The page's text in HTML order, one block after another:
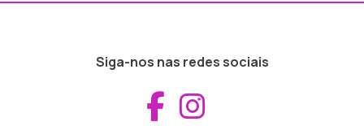
Siga-nos nas redes sociais
Aceder ao